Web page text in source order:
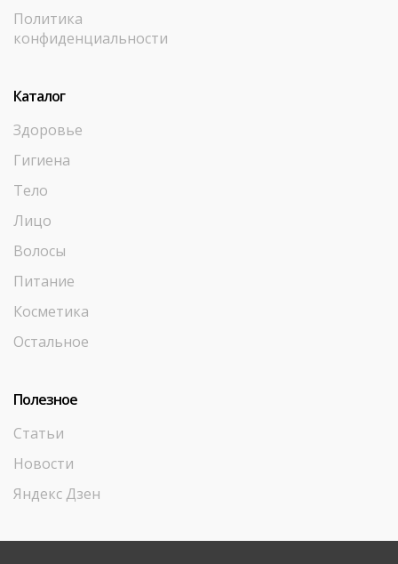
Политика
конфиденциальности
Каталог
Здоровье
Гигиена
Тело
Лицо
Волосы
Питание
Косметика
Остальное
Полезное
Статьи
Новости
Яндекс Дзен